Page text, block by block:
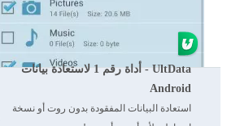
UltData - أداة رقم 1 لاستعادة بيانات
Android
استعادة البيانات المفقودة بدون روت أو نسخة